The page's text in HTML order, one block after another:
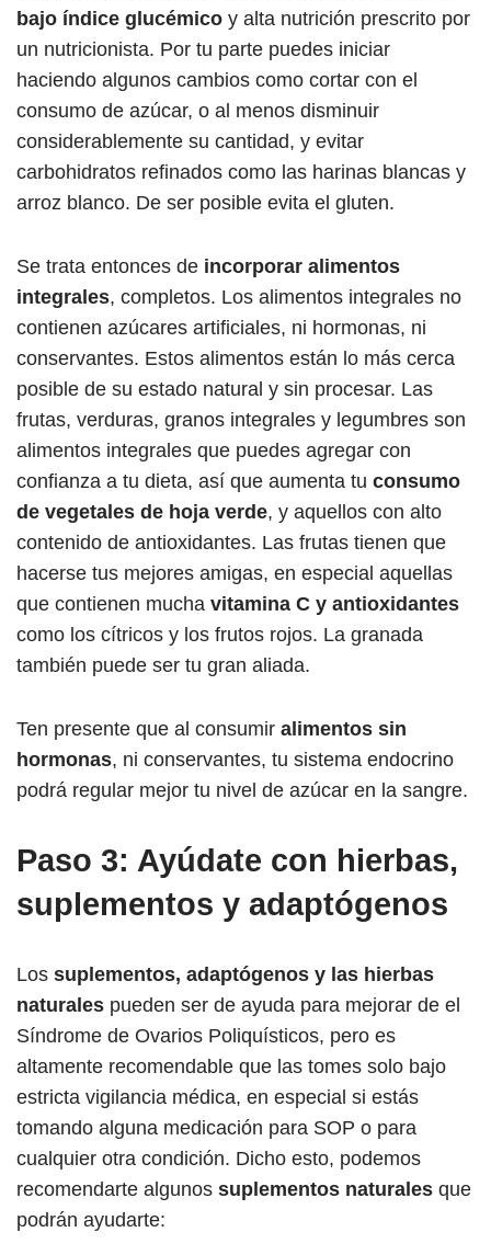
bajo índice glucémico y alta nutrición prescrito por
un nutricionista. Por tu parte puedes iniciar
haciendo algunos cambios como cortar con el
consumo de azúcar, o al menos disminuir
considerablemente su cantidad, y evitar
carbohidratos refinados como las harinas blancas y
arroz blanco. De ser posible evita el gluten.
Se trata entonces de incorporar alimentos
integrales, completos. Los alimentos integrales no
contienen azúcares artificiales, ni hormonas, ni
conservantes. Estos alimentos están lo más cerca
posible de su estado natural y sin procesar. Las
frutas, verduras, granos integrales y legumbres son
alimentos integrales que puedes agregar con
confianza a tu dieta, así que aumenta tu consumo
de vegetales de hoja verde, y aquellos con alto
contenido de antioxidantes. Las frutas tienen que
hacerse tus mejores amigas, en especial aquellas
que contienen mucha vitamina C y antioxidantes
como los cítricos y los frutos rojos. La granada
también puede ser tu gran aliada.
Ten presente que al consumir alimentos sin
hormonas, ni conservantes, tu sistema endocrino
podrá regular mejor tu nivel de azúcar en la sangre.
Paso 3: Ayúdate con hierbas,
suplementos y adaptógenos
Los suplementos, adaptógenos y las hierbas
naturales pueden ser de ayuda para mejorar de el
Síndrome de Ovarios Poliquísticos, pero es
altamente recomendable que las tomes solo bajo
estricta vigilancia médica, en especial si estás
tomando alguna medicación para SOP o para
cualquier otra condición. Dicho esto, podemos
recomendarte algunos suplementos naturales que
podrán ayudarte: